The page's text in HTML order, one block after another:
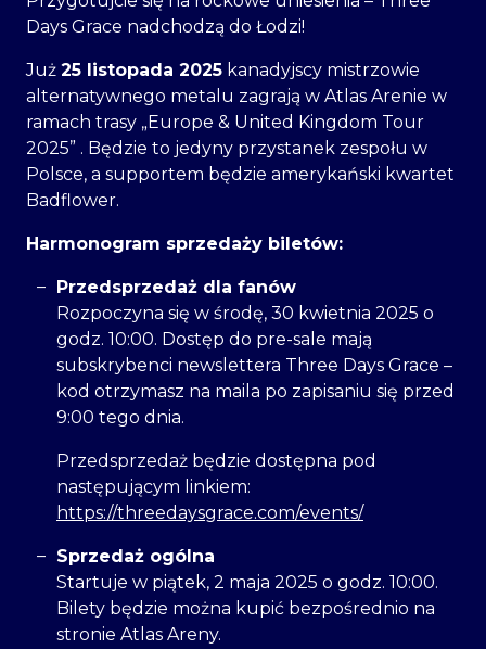
Days Grace nadchodzą do Łodzi!
Już 25 listopada 2025 kanadyjscy mistrzowie
alternatywnego metalu zagrają w Atlas Arenie w
ramach trasy „Europe & United Kingdom Tour
2025” . Będzie to jedyny przystanek zespołu w
Polsce, a supportem będzie amerykański kwartet
Badflower.
Harmonogram sprzedaży biletów:
Przedsprzedaż dla fanów
Rozpoczyna się w środę, 30 kwietnia 2025 o
godz. 10:00. Dostęp do pre-sale mają
subskrybenci newslettera Three Days Grace –
kod otrzymasz na maila po zapisaniu się przed
9:00 tego dnia.
Przedsprzedaż będzie dostępna pod
następującym linkiem:
https://threedaysgrace.com/events/
Sprzedaż ogólna
Startuje w piątek, 2 maja 2025 o godz. 10:00.
Bilety będzie można kupić bezpośrednio na
stronie Atlas Areny.